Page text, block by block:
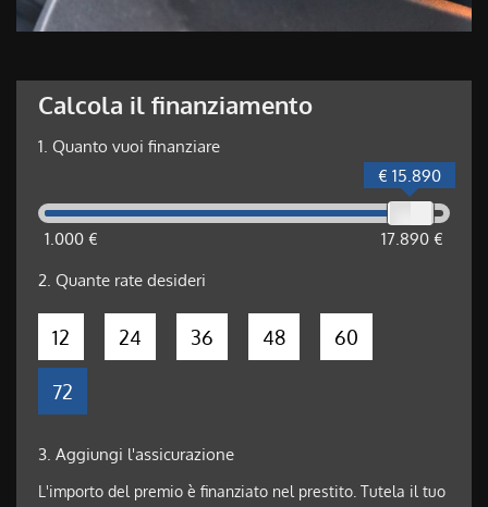
Calcola il finanziamento
1. Quanto vuoi finanziare
1.000 € 17.890 €
€ 15.890
2. Quante rate desideri
12 24 36 48 60
72
3. Aggiungi l'assicurazione
L'importo del premio è finanziato nel prestito. Tutela il tuo